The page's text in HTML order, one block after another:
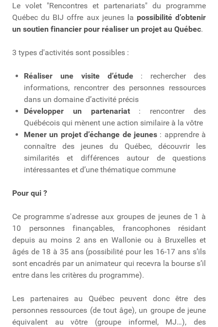
Le volet "Rencontres et partenariats" du programme
Québec du BIJ offre aux jeunes la possibilité d’obtenir
un soutien financier pour réaliser un projet au Québec.
3 types d'activités sont possibles :
Réaliser une visite d’étude : rechercher des
informations, rencontrer des personnes ressources
dans un domaine d’activité précis
Développer un partenariat : rencontrer des
Québécois qui mènent une action similaire à la vôtre
Mener un projet d’échange de jeunes : apprendre à
connaître des jeunes du Québec, découvrir les
similarités et différences autour de questions
intéressantes et d’une thématique commune
Pour qui ?
Ce programme s'adresse aux groupes de jeunes de 1 à
10 personnes finançables, francophones résidant
depuis au moins 2 ans en Wallonie ou à Bruxelles et
âgés de 18 à 35 ans (possibilité pour les 16-17 ans s’ils
sont encadrés par un animateur qui recevra la bourse s’il
entre dans les critères du programme).
Les partenaires au Québec peuvent donc être des
personnes ressources (de tout âge), un groupe de jeune
équivalent au vôtre (groupe informel, MJ…), des